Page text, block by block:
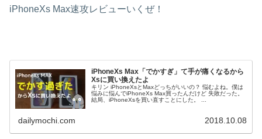
iPhoneXs Max速攻レビューいくぜ！
iPhoneXs Max「でかすぎ」て手が痛くなるから
Xsに買い換えたよ
キリン iPhoneXsとMaxどっちがいいの？ 悩むよね。僕は
悩みに悩んでiPhoneXs Max買ったんだけど 失敗だった。
結局、iPhoneXsを買い直すことにした。 ...
dailymochi.com 2018.10.08